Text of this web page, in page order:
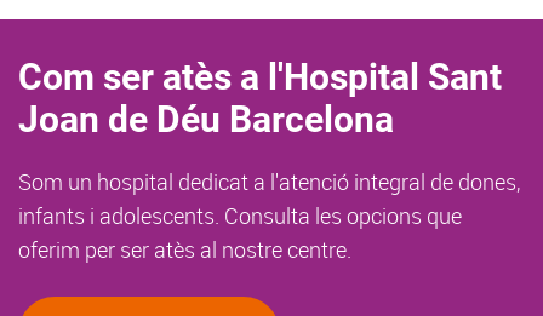
Com ser atès a l'Hospital Sant
Joan de Déu Barcelona
Som un hospital dedicat a l'atenció integral de dones,
infants i adolescents. Consulta les opcions que
oferim per ser atès al nostre centre.